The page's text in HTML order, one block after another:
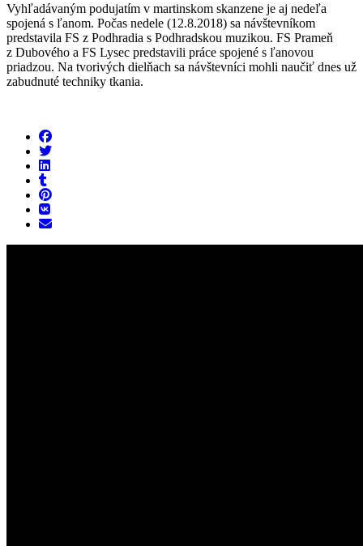
Vyhľadávaným podujatím v martinskom skanzene je aj nedeľa
spojená s ľanom. Počas nedele (12.8.2018) sa návštevníkom
predstavila FS z Podhradia s Podhradskou muzikou. FS Prameň
z Dubového a FS Lysec predstavili práce spojené s ľanovou
priadzou. Na tvorivých dielňach sa návštevníci mohli naučiť dnes už
zabudnuté techniky tkania.